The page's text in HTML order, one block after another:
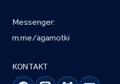
Messenger:
m.me/agamotki
KONTAKT